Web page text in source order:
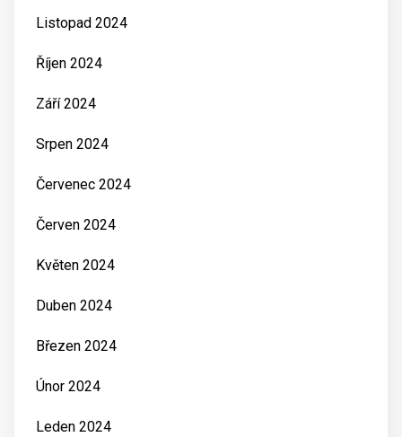
Listopad 2024
Říjen 2024
Září 2024
Srpen 2024
Červenec 2024
Červen 2024
Květen 2024
Duben 2024
Březen 2024
Únor 2024
Leden 2024